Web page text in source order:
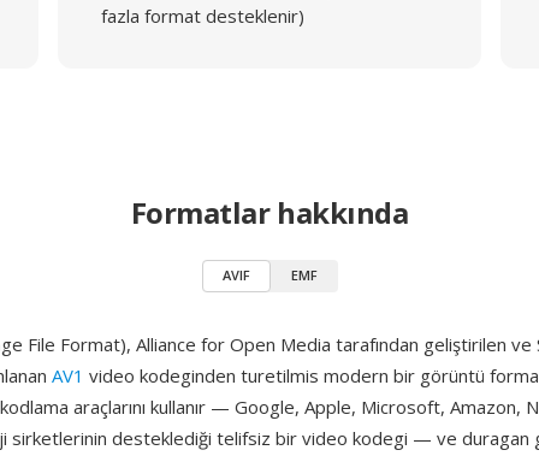
fazla format desteklenir)
Formatlar hakkında
AVIF EMF
File Format), Alliance for Open Media tarafından geliştirilen ve
AV1 video kodeginden turetilmis modern bir görüntü
kodlama araçlarını kullanır — Google, Apple, Microsoft, Amazon,
sirketlerinin desteklediği telifsiz bir video kodegi — ve duragan